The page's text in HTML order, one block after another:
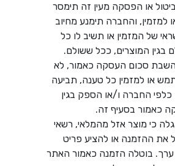
או הפסקה מעין זה תימסר
והחברה תימנע מחיוב
של המזמין או תשיב לו כל
בגין המוצרים, ככל ששולם.
השבת סכום העסקה כאמור, לא
או למזמין כל טענה, תביעה
כלפי החברה ו/או הספק בגין
כאמור בסעיף זה.
כי מוצר אזל מהמלאי, רשאי
את ההזמנה או להציע פריט
ערך. בוטלה הזמנה כאמור האתר